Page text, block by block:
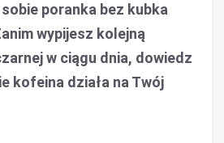
poranka bez kubka
wypijesz kolejną
w ciągu dnia, dowiedz
kofeina działa na Twój